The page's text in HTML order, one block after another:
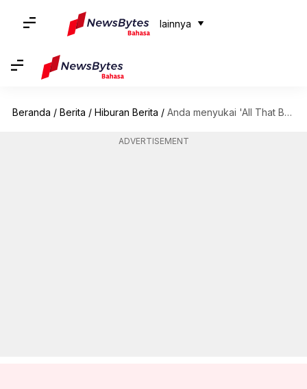
lainnya
Beranda / Berita / Hiburan Berita / Anda menyukai 'All That Breathes'? Sederet film dokumenter pilihan berbasis alam liar di kanal OTT
ADVERTISEMENT